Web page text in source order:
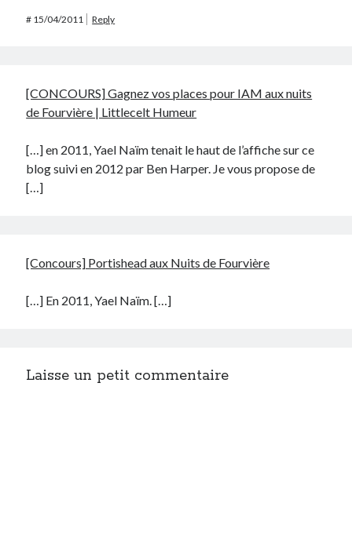
# 15/04/2011 Reply
[CONCOURS] Gagnez vos places pour IAM aux nuits
de Fourvière | Littlecelt Humeur
[…] en 2011, Yael Naïm tenait le haut de l’affiche sur ce
blog suivi en 2012 par Ben Harper. Je vous propose de
[…]
[Concours] Portishead aux Nuits de Fourvière
[…] En 2011, Yael Naïm. […]
Laisse un petit commentaire